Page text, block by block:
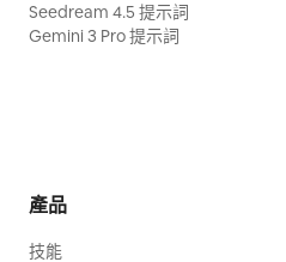
Seedream 4.5 提示詞
Gemini 3 Pro 提示詞
產品
技能